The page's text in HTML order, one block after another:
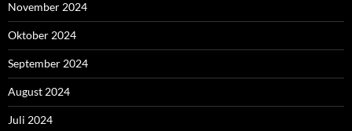
November 2024
Oktober 2024
September 2024
August 2024
Juli 2024